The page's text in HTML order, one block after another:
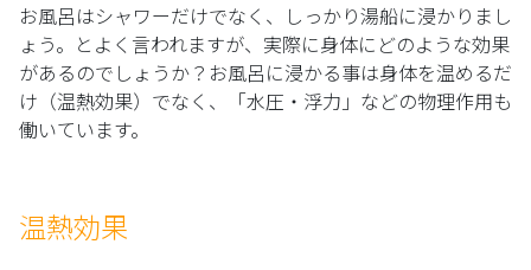
お風呂はシャワーだけでなく、しっかり湯船に浸かりまし
ょう。とよく言われますが、実際に身体にどのような効果
があるのでしょうか？お風呂に浸かる事は身体を温めるだ
け（温熱効果）でなく、「水圧・浮力」などの物理作用も
働いています。
温熱効果